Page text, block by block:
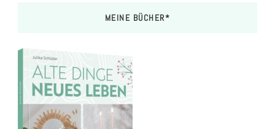
MEINE BÜCHER*